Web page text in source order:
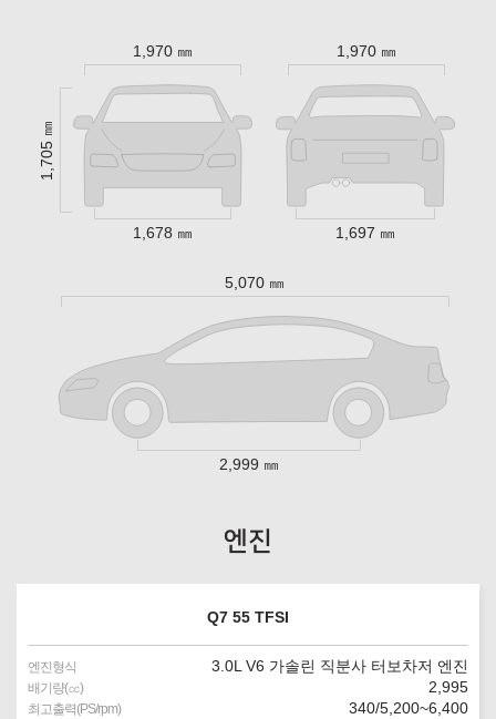
1,970 ㎜ 1,970 ㎜
1,705 ㎜
1,678 ㎜ 1,697 ㎜
5,070 ㎜
2,999 ㎜
엔진
Q7 55 TFSI
엔진형식 3.0L V6 가솔린 직분사 터보차저 엔진
배기량(㏄) 2,995
최고출력(PS/rpm) 340/5,200~6,400